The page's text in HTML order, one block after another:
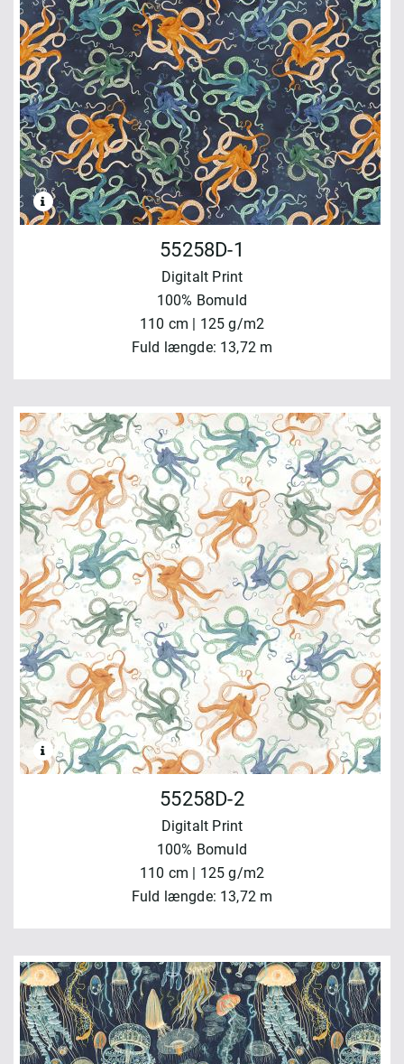
55258D-1
Digitalt Print
100% Bomuld
110 cm | 125 g/m2
Fuld længde: 13,72 m
55258D-2
Digitalt Print
100% Bomuld
110 cm | 125 g/m2
Fuld længde: 13,72 m